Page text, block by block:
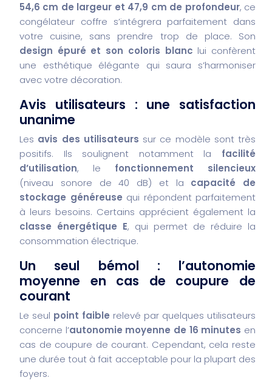
54,6 cm de largeur et 47,9 cm de profondeur, ce
congélateur coffre s’intégrera parfaitement dans
votre cuisine, sans prendre trop de place. Son
design épuré et son coloris blanc lui confèrent
une esthétique élégante qui saura s’harmoniser
avec votre décoration.
Avis utilisateurs : une satisfaction
unanime
Les avis des utilisateurs sur ce modèle sont très
positifs. Ils soulignent notamment la facilité
d’utilisation, le fonctionnement silencieux
(niveau sonore de 40 dB) et la capacité de
stockage généreuse qui répondent parfaitement
à leurs besoins. Certains apprécient également la
classe énergétique E, qui permet de réduire la
consommation électrique.
Un seul bémol : l’autonomie
moyenne en cas de coupure de
courant
Le seul point faible relevé par quelques utilisateurs
concerne l’autonomie moyenne de 16 minutes en
cas de coupure de courant. Cependant, cela reste
une durée tout à fait acceptable pour la plupart des
foyers.